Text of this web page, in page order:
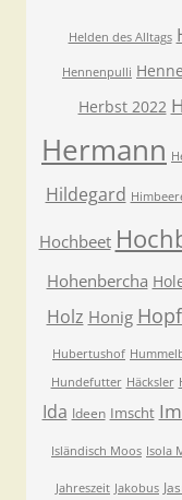
Helden des Alltags
Hennenpulli
Herbst 2022
Hermann
Hildegard
Hochbeet
Hohenbercha
Holz Honig
Hubertushof
Hundefutter Häcksler
Ida Ideen Imscht
Isländisch Moos Isola
Jahreszeit Jakobus